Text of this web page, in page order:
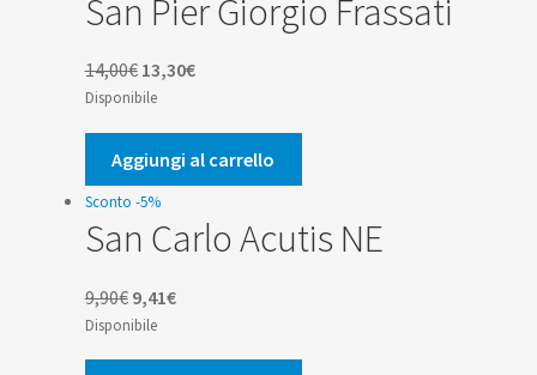
San Pier Giorgio Frassati
14,00€ Il
prezzo
originale
era:
14,00€.
13,30€Il
attuale
è:
13,30€.
Disponibile
Aggiungi al carrello
Sconto -5%
San Carlo Acutis NE
9,90€ Il
prezzo
originale
9,41€Il
attuale
Disponibile